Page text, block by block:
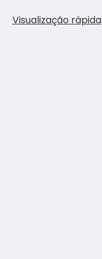
Visualização rápida